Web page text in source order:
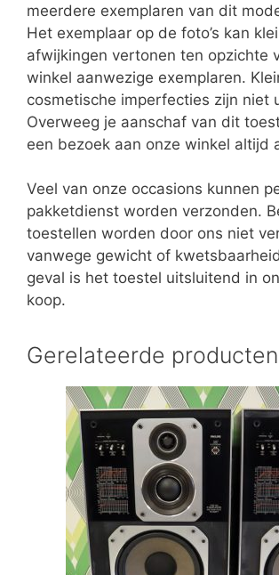
meerdere exemplaren van dit
Het exemplaar op de foto’s kan
afwijkingen vertonen ten opzichte
winkel aanwezige exemplaren.
cosmetische imperfecties zijn niet
Overweeg je aanschaf van dit
een bezoek aan onze winkel altijd
Veel van onze occasions kunnen
pakketdienst worden verzonden.
toestellen worden door ons niet
vanwege gewicht of
geval is het toestel uitsluitend in
koop.
Gerelateerde producten